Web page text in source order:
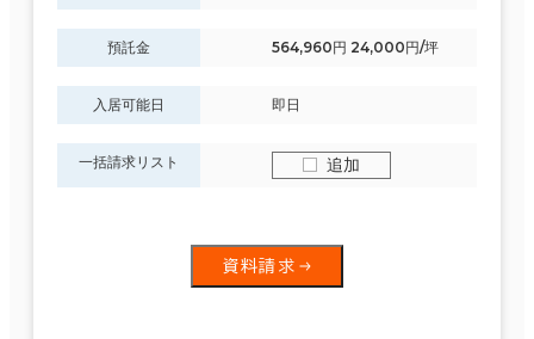
預託金 564,960円 24,000円/坪
入居可能日 即日
一括請求リスト 追加
資料請求